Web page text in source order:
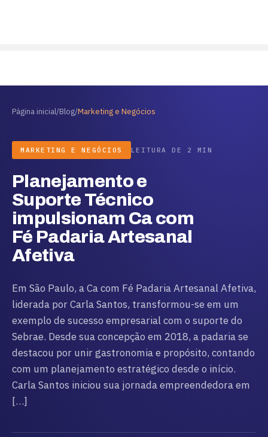
Página inicial/Blog/Marketing e Negócios
MARKETING E NEGÓCIOS LEITURA DE 2 MIN
Planejamento e
Suporte Técnico
impulsionam Ca com
Fé Padaria Artesanal
Afetiva
Em São Paulo, a Ca com Fé Padaria Artesanal Afetiva,
liderada por Carla Santos, transformou-se em um
exemplo de sucesso empresarial com o suporte do
Sebrae. Desde sua concepção em 2018, a padaria se
destacou por unir gastronomia e propósito, contando
com um planejamento estratégico desde o início.
Carla Santos iniciou sua jornada empreendedora em
[…]